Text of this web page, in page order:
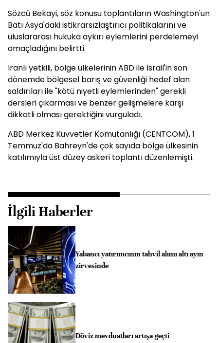
Sözcü Bekayi, söz konusu toplantıların Washington'un
Batı Asya'daki istikrarsızlaştırıcı politikalarını ve
uluslararası hukuka aykırı eylemlerini perdelemeyi
amaçladığını belirtti.
İranlı yetkili, bölge ülkelerinin ABD ile İsrail'in son
dönemde bölgesel barış ve güvenliği hedef alan
saldırıları ile "kötü niyetli eylemlerinden" gerekli
dersleri çıkarması ve benzer gelişmelere karşı
dikkatli olması gerektiğini vurguladı.
ABD Merkez Kuvvetler Komutanlığı (CENTCOM), 1
Temmuz'da Bahreyn'de çok sayıda bölge ülkesinin
katılımıyla üst düzey askeri toplantı düzenlemişti.
İlgili Haberler
Yabancı yatırımcının tahvil alımı altı ayın
zirvesinde
Döviz mevduatları artışa geçti